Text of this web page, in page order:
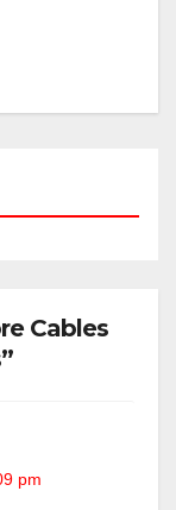
Cables
pm